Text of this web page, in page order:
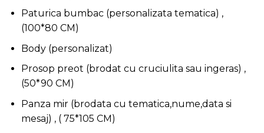
Paturica bumbac (personalizata tematica) ,
(100*80 CM)
Body (personalizat)
Prosop preot (brodat cu cruciulita sau ingeras) ,
(50*90 CM)
Panza mir (brodata cu tematica,nume,data si
mesaj) , ( 75*105 CM)